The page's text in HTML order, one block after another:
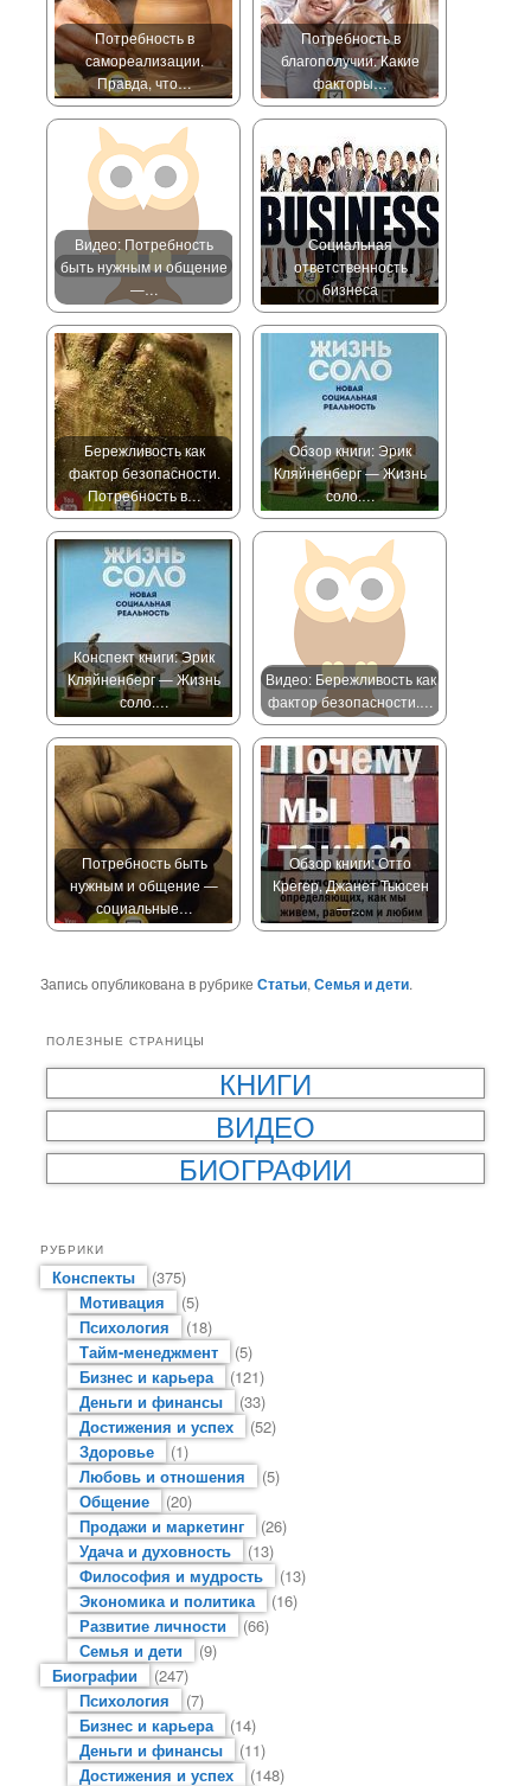
Потребность в
самореализации.
Правда, что…
Потребность в
благополучии. Какие
факторы…
Видео: Потребность
быть нужным и общение
—…
Социальная
ответственность
бизнеса
Бережливость как
фактор безопасности.
Потребность в…
Обзор книги: Эрик
Кляйненберг — Жизнь
соло.…
Конспект книги: Эрик
Кляйненберг — Жизнь
соло.…
Видео: Бережливость как
фактор безопасности.…
Потребность быть
нужным и общение —
социальные…
Обзор книги: Отто
Крегер, Джанет Тьюсен
—…
Запись опубликована в рубрикеСтатьи,Семья и дети.
ПОЛЕЗНЫЕ СТРАНИЦЫ
КНИГИ
ВИДЕО
БИОГРАФИИ
РУБРИКИ
Конспекты
(375)
Мотивация
(5)
Психология
(18)
Тайм-менеджмент
(5)
Бизнес и карьера
(121)
Деньги и финансы
(33)
Достижения и успех
(52)
Здоровье
(1)
Любовь и отношения
(5)
Общение
(20)
Продажи и маркетинг
(26)
Удача и духовность
(13)
Философия и мудрость
(13)
Экономика и политика
(16)
Развитие личности
(66)
Семья и дети
(9)
Биографии
(247)
Психология
(7)
Бизнес и карьера
(14)
Деньги и финансы
(11)
Достижения и успех
(148)